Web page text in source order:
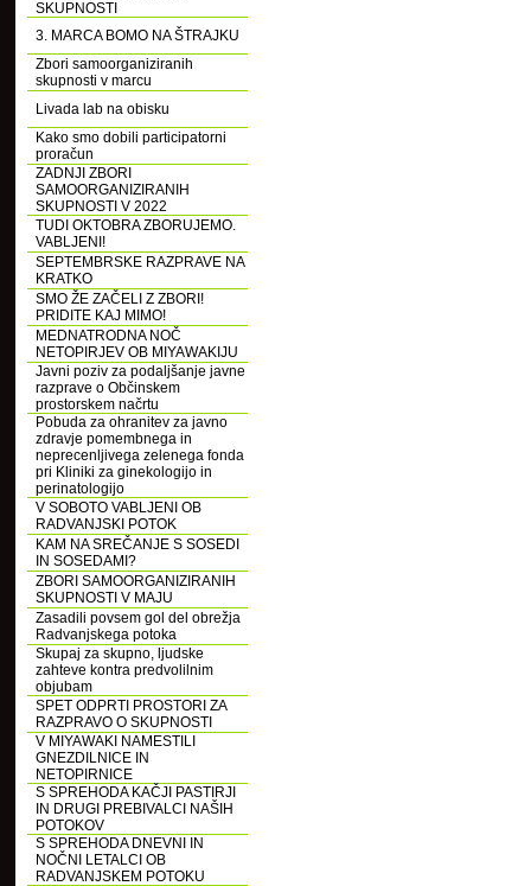
SKUPNOSTI
3. MARCA BOMO NA ŠTRAJKU
Zbori samoorganiziranih
skupnosti v marcu
Livada lab na obisku
Kako smo dobili participatorni
proračun
ZADNJI ZBORI
SAMOORGANIZIRANIH
SKUPNOSTI V 2022
TUDI OKTOBRA ZBORUJEMO.
VABLJENI!
SEPTEMBRSKE RAZPRAVE NA
KRATKO
SMO ŽE ZAČELI Z ZBORI!
PRIDITE KAJ MIMO!
MEDNATRODNA NOČ
NETOPIRJEV OB MIYAWAKIJU
Javni poziv za podaljšanje javne
razprave o Občinskem
prostorskem načrtu
Pobuda za ohranitev za javno
zdravje pomembnega in
neprecenljivega zelenega fonda
pri Kliniki za ginekologijo in
perinatologijo
V SOBOTO VABLJENI OB
RADVANJSKI POTOK
KAM NA SREČANJE S SOSEDI
IN SOSEDAMI?
ZBORI SAMOORGANIZIRANIH
SKUPNOSTI V MAJU
Zasadili povsem gol del obrežja
Radvanjskega potoka
Skupaj za skupno, ljudske
zahteve kontra predvolilnim
objubam
SPET ODPRTI PROSTORI ZA
RAZPRAVO O SKUPNOSTI
V MIYAWAKI NAMESTILI
GNEZDILNICE IN
NETOPIRNICE
S SPREHODA KAČJI PASTIRJI
IN DRUGI PREBIVALCI NAŠIH
POTOKOV
S SPREHODA DNEVNI IN
NOČNI LETALCI OB
RADVANJSKEM POTOKU